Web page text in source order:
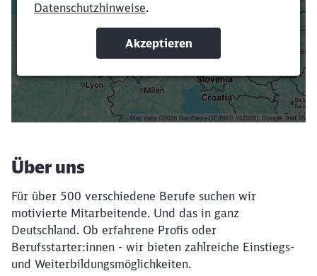
oder Filter hinzufügst.
Suchbegriffe eingeben
Filter setzen
Über uns
Für über 500 verschiedene Berufe suchen wir
motivierte Mitarbeitende. Und das in ganz
Deutschland. Ob erfahrene Profis oder
Berufsstarter:innen - wir bieten zahlreiche Einstiegs-
und Weiterbildungsmöglichkeiten.